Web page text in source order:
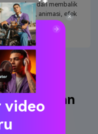
dan membalik
subtitle ai, animasi, efek
desktop
video